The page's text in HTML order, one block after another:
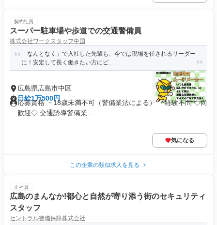
契約社員
スーパー駐車場や歩道での交通警備員
株式会社ワークスタッフ中国
「なんとなく」で入社した先輩も、今では現場を任されるリーダー
に！安定して長く働きたい方にピ...
広島県広島市中区
日給1万500円
応募資格 ・18歳未満不可（警備業法による） ・経験不問 ◇尚
歓迎◇ 交通誘導警備業...
気になる
この企業の類似求人を見る
正社員
広島のまんなか!都心と自然が寄り添う街のセキュリティ
スタッフ
セントラル警備保障株式会社